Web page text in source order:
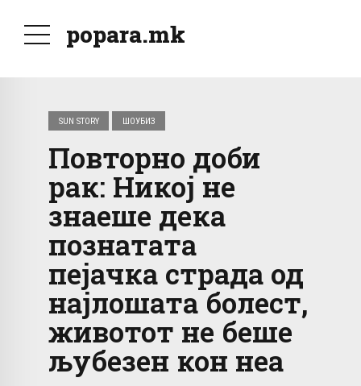
popara.mk
SUN STORY ШОУБИЗ
Повторно доби
рак: Никој не
знаеше дека
познатата
пејачка страда од
најлошата болест,
животот не беше
љубезен кон неа